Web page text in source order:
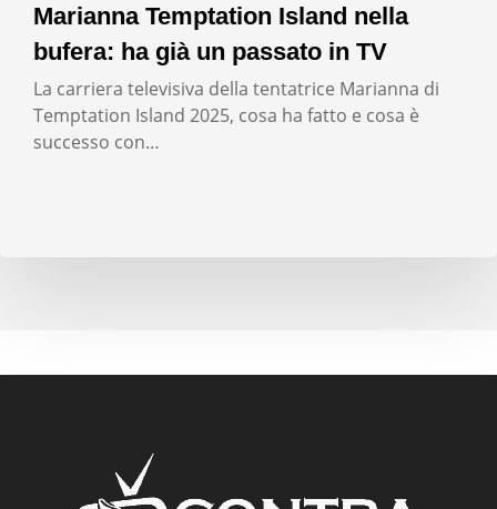
Marianna Temptation Island nella
bufera: ha già un passato in TV
La carriera televisiva della tentatrice Marianna di
Temptation Island 2025, cosa ha fatto e cosa è
successo con…